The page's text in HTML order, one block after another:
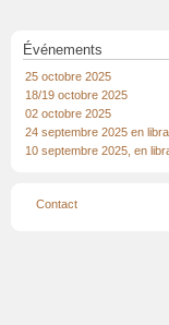
Événements
25 octobre 2025
18/19 octobre 2025
02 octobre 2025
24 septembre 2025 en
10 septembre 2025, en
Menu
Contact